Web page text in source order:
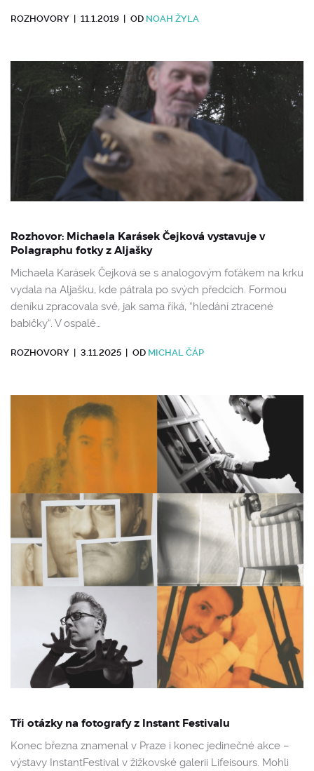
ROZHOVORY | 11.1.2019 | OD NOAH ŽYLA
Rozhovor: Michaela Karásek Čejková vystavuje v
Polagraphu fotky z Aljašky
Michaela Karásek Čejková se s analogovým foťákem na krku
vydala na Aljašku, kde pátrala po svých předcích. Formou
deníku zpracovala své, jak sama říká, “hledání ztracené
babičky“. V ospalé…
ROZHOVORY 3.11.2025 OD MICHAL ČÁP
Tři otázky na fotografy z Instant Festivalu
Konec března znamenal v Praze i konec jedinečné akce –
výstavy InstantFestival v žižkovské galerii Lifeisours. Mohli